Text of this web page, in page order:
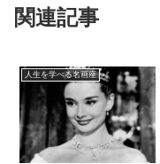
関連記事
人生を学べる名画座